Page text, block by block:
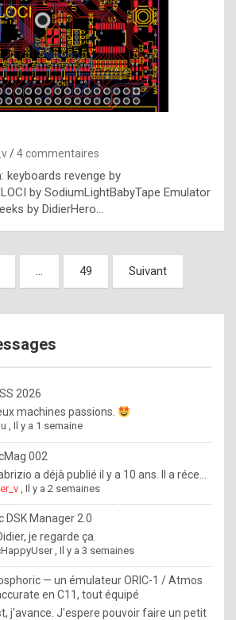
p
h
o
n
y
l
e
x
a
%
a
d
e
b
y
R
o
l
e
4 commentaires
keyboards revenge by
by SodiumLightBabyTape Emulator
by DidierHero…
… 49 Suivant
2026
machines passions.
,Il y a 1 semaine
002
a déjà publié il y a 10 ans. Il a réce...
,Il y a 2 semaines
DSK Manager 2.0
je regarde ça.
,Il y a 3 semaines
— un émulateur ORIC-1 / Atmos
en C11, tout équipé
j'avance. J'espere pouvoir faire un petit